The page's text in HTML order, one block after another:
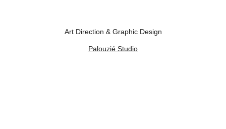
Art Direction & Graphic Design
Palouzié Studio